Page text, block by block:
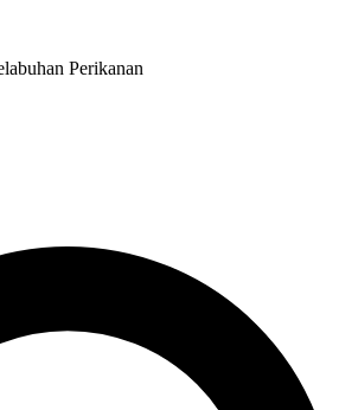
Perikanan